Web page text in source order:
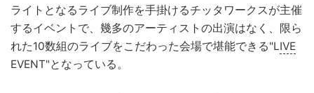
ライトとなるライブ制作を手掛けるチッタワークスが主催
するイベントで、幾多のアーティストの出演はなく、限ら
れた10数組のライブをこだわった会場で堪能できる"LIVE
EVENT"となっている。